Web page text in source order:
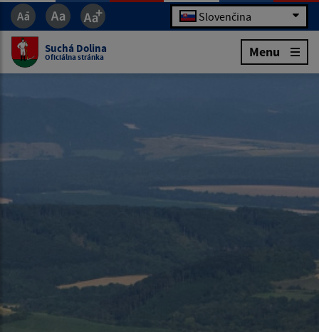
Slovenčina
Suchá Dolina
Oficiálna stránka Menu